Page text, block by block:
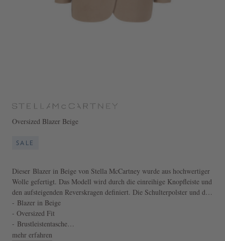
Oversized Blazer Beige
SALE
Dieser Blazer in Beige von Stella McCartney wurde aus hochwertiger
Wolle gefertigt. Das Modell wird durch die einreihige Knopfleiste und
den aufsteigenden Reverskragen definiert. Die Schulterpolster und die
dekorativen Pattentaschen auf der Vorderseite vollenden diesen edlen
Klassiker.
- Blazer in Beige
- Oversized Fit
- Brustleistentasche
- Gehschlitz
mehr erfahren